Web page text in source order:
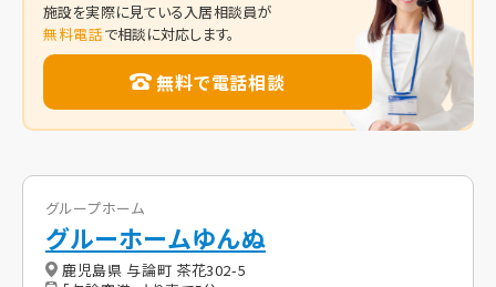
施設を実際に見ている入居相談員が
無料電話で相談に対応します。
無料で電話相談
グループホーム
グルーホームゆんぬ
鹿児島県 与論町 茶花302-5